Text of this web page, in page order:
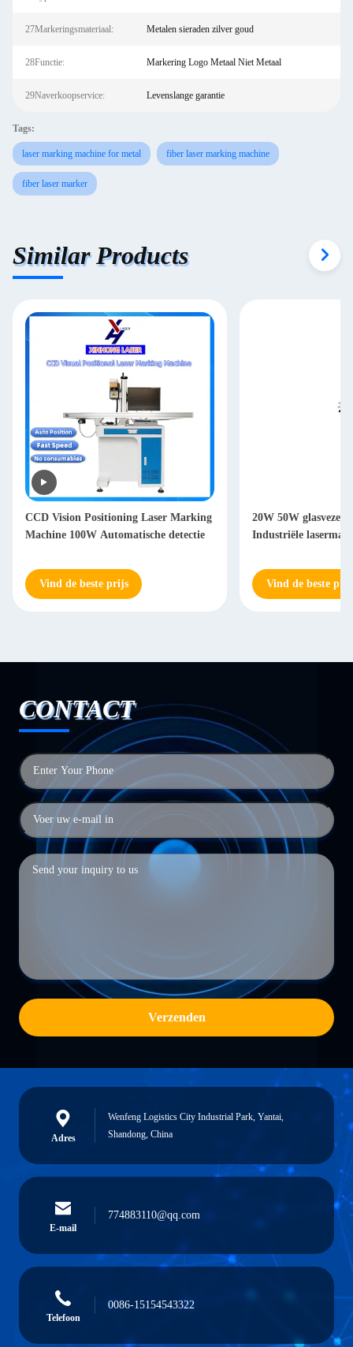
27Markeringsmateriaal: Metalen sieraden zilver goud
28Functie: Markering Logo Metaal Niet Metaal
29Naverkoopservice: Levenslange garantie
Tags:
laser marking machine for metal fiber laser marking machine
fiber laser marker
Similar Products
CCD Vision Positioning Laser Marking
Machine 100W Automatische detectie
Vind de beste prijs
20W 50W
Industriële
Vind de beste
CONTACT
Verzenden
Adres
Wenfeng Logistics City Industrial Park, Yantai,
Shandong, China
E-mail
774883110@qq.com
Telefoon
0086-15154543322